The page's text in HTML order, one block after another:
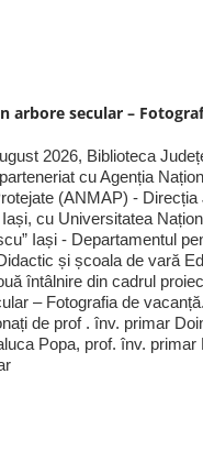
arbore secular –
2026, Biblioteca
cu Agenția
(ANMAP) - Direcția
cu Universitatea
Iași - Departamentul
și școala de vară
întâlnire din cadrul
– Fotografia de
de prof . înv. primar
Popa, prof. înv. primar